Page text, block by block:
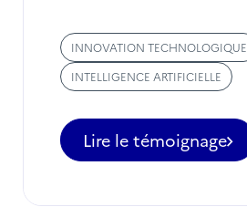
INNOVATION TECHNOLOGIQUE
INTELLIGENCE ARTIFICIELLE
Lire le témoignage